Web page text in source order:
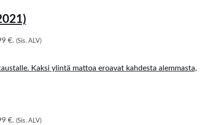
€. (Sis. ALV)
€. (Sis. ALV)